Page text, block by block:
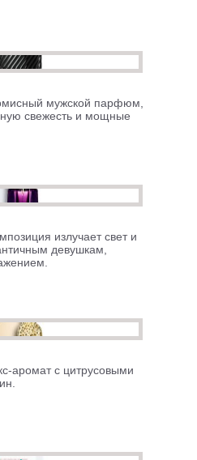
мужской парфюм,
свежесть и мощные
излучает свет и
девушкам,
аромат с цитрусовыми